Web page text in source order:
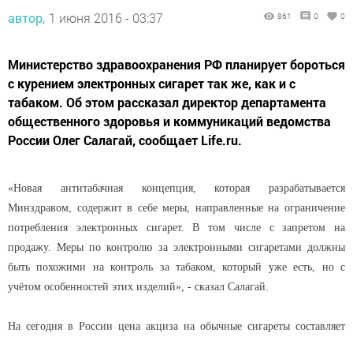
автор, 1 июня 2016 - 03:37 861 0 0
Министерство здравоохранения РФ планирует бороться
с курением электронных сигарет так же, как и с
табаком. Об этом рассказал директор департамента
общественного здоровья и коммуникаций ведомства
России Олег Салагай, сообщает Life.ru.
«Новая антитабачная концепция, которая разрабатывается
Минздравом, содержит в себе меры, направленные на ограничение
потребления электронных сигарет. В том числе с запретом на
продажу. Меры по контролю за электронными сигаретами должны
быть похожими на контроль за табаком, который уже есть, но с
учётом особенностей этих изделий», - сказал Салагай.
На сегодня в России цена акциза на обычные сигареты составляет